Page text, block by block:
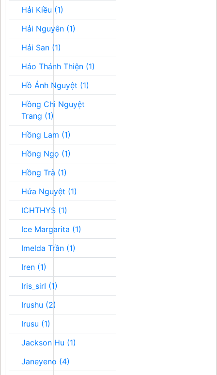
Hải Kiều (1)
Hải Nguyên (1)
Hải San (1)
Hảo Thánh Thiện (1)
Hồ Ánh Nguyệt (1)
Hồng Chi Nguyệt
Trang (1)
Hồng Lam (1)
Hồng Ngọ (1)
Hồng Trà (1)
Hứa Nguyệt (1)
ICHTHYS (1)
Ice Margarita (1)
Imelda Trần (1)
Iren (1)
Iris_sirI (1)
Irushu (2)
Irusu (1)
Jackson Hu (1)
Janeyeno (4)